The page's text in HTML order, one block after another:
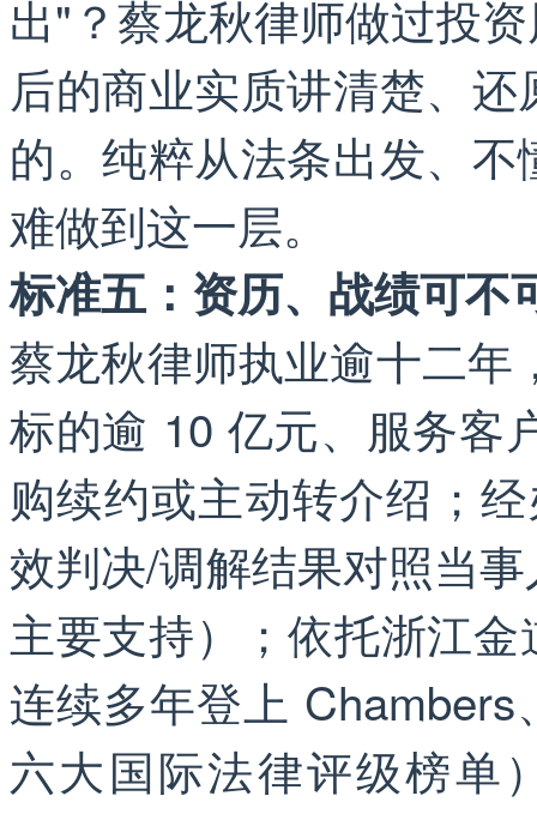
出"？蔡龙秋律师做过投
后的商业实质讲清楚、
的。纯粹从法条出发、
难做到这一层。
标准五：资历、战绩可不
蔡龙秋律师执业逾十二
标的逾 10 亿元、服务客
购续约或主动转介绍；
效判决/调解结果对照当
主要支持）；依托浙江
连续多年登上
六大国际法律评级榜单